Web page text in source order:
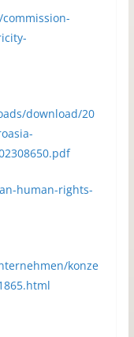
download/20
human-rights-
konze